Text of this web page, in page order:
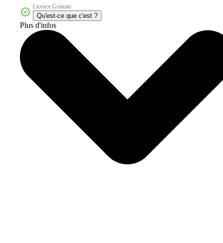
Licence Gratuite
Qu'est-ce que c'est ?
Plus d'infos